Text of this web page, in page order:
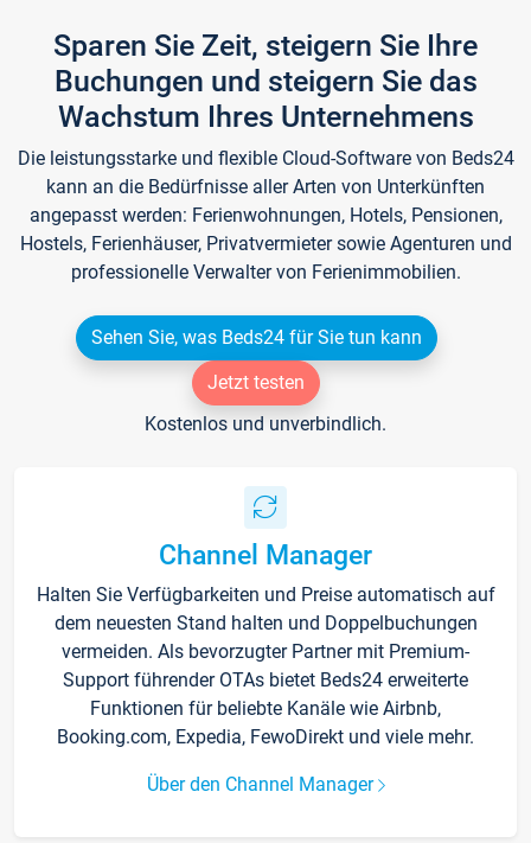
Sparen Sie Zeit, steigern Sie Ihre
Buchungen und steigern Sie das
Wachstum Ihres Unternehmens
Die leistungsstarke und flexible Cloud-Software von Beds24
kann an die Bedürfnisse aller Arten von Unterkünften
angepasst werden: Ferienwohnungen, Hotels, Pensionen,
Hostels, Ferienhäuser, Privatvermieter sowie Agenturen und
professionelle Verwalter von Ferienimmobilien.
Sehen Sie, was Beds24 für Sie tun kann
Jetzt testen
Kostenlos und unverbindlich.
Channel Manager
Halten Sie Verfügbarkeiten und Preise automatisch auf
dem neuesten Stand halten und Doppelbuchungen
vermeiden. Als bevorzugter Partner mit Premium-
Support führender OTAs bietet Beds24 erweiterte
Funktionen für beliebte Kanäle wie Airbnb,
Booking.com, Expedia, FewoDirekt und viele mehr.
Über den Channel Manager